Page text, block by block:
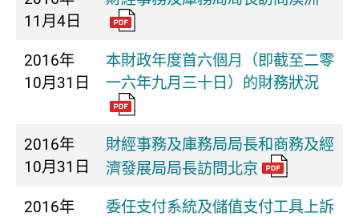
11月4日
2016年
10月31日
本財政年度首六個月（即截至二零
一六年九月三十日）的財務狀況
2016年
10月31日
財經事務及庫務局局長和商務及經
濟發展局局長訪問北京
2016年
委任支付系統及儲值支付工具上訴